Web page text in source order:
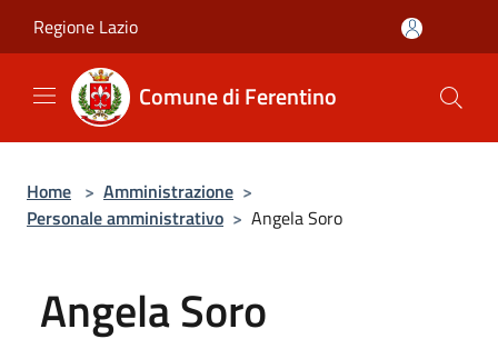
Regione Lazio
Comune di Ferentino
Home > Amministrazione >
Personale amministrativo > Angela Soro
Angela Soro